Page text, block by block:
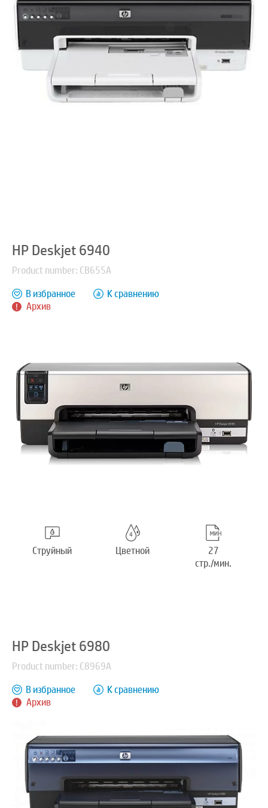
HP Deskjet 6940
Product number: CB655A
Архив
В избранное К сравнению
Струйный Цветной
27
стр./мин.
HP Deskjet 6980
Product number: C8969A
Архив
В избранное К сравнению